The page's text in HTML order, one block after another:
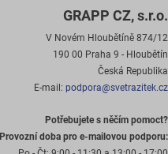
GRAPP CZ, s.r.o.
V Novém Hloubětíně 874/12
190 00 Praha 9 - Hloubětín
Česká Republika
E-mail: podpora@svetrazitek.cz
Potřebujete s něčím pomoct?
Provozní doba pro e-mailovou podporu: